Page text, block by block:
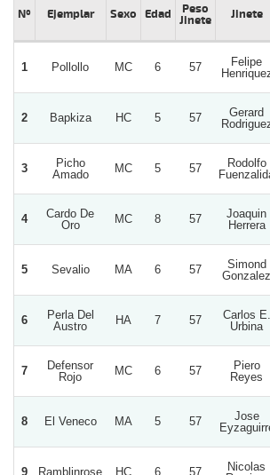
Nº Ejemplar Sexo Edad
Peso
Jinete
Jinete
1 Pollollo MC 6 57
Felipe
2 Bapkiza HC 5 57
Gerard
3
Picho
Amado
MC 5 57
Rodolfo
4
Cardo De
Oro
MC 8 57
Joaquin
Herrera
5 Sevalio MA 6 57
Simond
Gonzalez
6
Perla Del
Austro
HA 7 57
Carlos E.
Urbina
7
Defensor
Rojo
MC 6 57
Piero
Reyes
8 El Veneco MA 5 57
Jose
9 Ramblinrose HC 6 57
Nicolas